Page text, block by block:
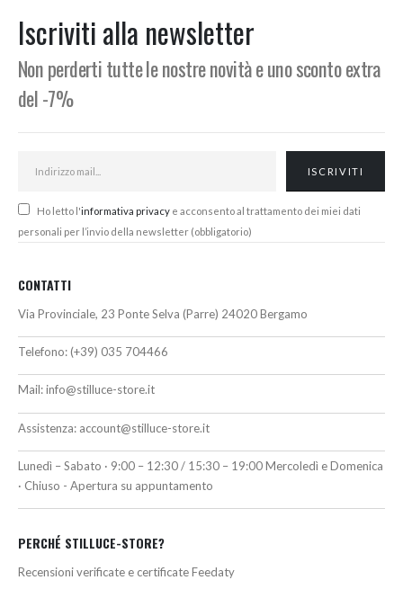
Iscriviti alla newsletter
Non perderti tutte le nostre novità e uno sconto extra
del -7%
Ho letto l'informativa privacy e acconsento al trattamento dei miei dati
personali per l’invio della newsletter (obbligatorio)
CONTATTI
Via Provinciale, 23 Ponte Selva (Parre) 24020 Bergamo
Telefono: (+39) 035 704466
Mail:info@stilluce-store.it
Assistenza: account@stilluce-store.it
Lunedì – Sabato · 9:00 – 12:30 / 15:30 – 19:00 Mercoledì e Domenica
· Chiuso - Apertura su appuntamento
PERCHÉ STILLUCE-STORE?
Recensioni verificate e certificate Feedaty